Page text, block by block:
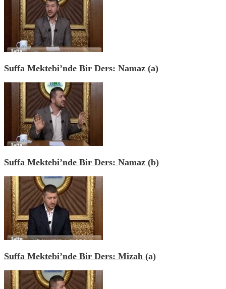
Suffa Mektebi’nde Bir Ders: Namaz (a)
Suffa Mektebi’nde Bir Ders: Namaz (b)
Suffa Mektebi’nde Bir Ders: Mizah (a)